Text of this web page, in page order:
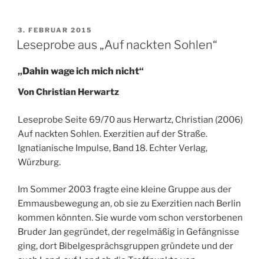
VERÖFFENTLICHT
AM
3. FEBRUAR 2015
Leseprobe aus „Auf nackten Sohlen“
„Dahin wage ich mich nicht“
Von Christian Herwartz
Leseprobe Seite 69/70 aus Herwartz, Christian (2006)
Auf nackten Sohlen. Exerzitien auf der Straße.
Ignatianische Impulse, Band 18. Echter Verlag,
Würzburg.
Im Sommer 2003 fragte eine kleine Gruppe aus der
Emmausbewegung an, ob sie zu Exerzitien nach Berlin
kommen könnten. Sie wurde vom schon verstorbenen
Bruder Jan gegründet, der regelmäßig in Gefängnisse
ging, dort Bibelgesprächsgruppen gründete und der